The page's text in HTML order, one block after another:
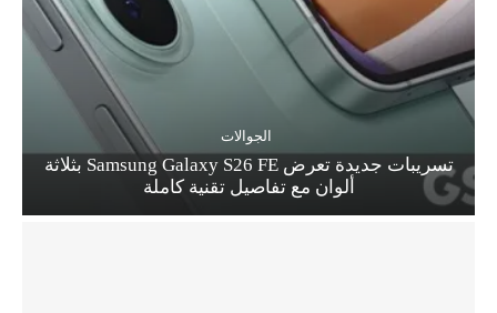
الجوالات
تسريبات جديدة تعرض Samsung Galaxy S26 FE بثلاثة
ألوان مع تفاصيل تقنية كاملة